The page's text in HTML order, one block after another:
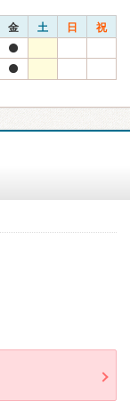
金 土 日 祝